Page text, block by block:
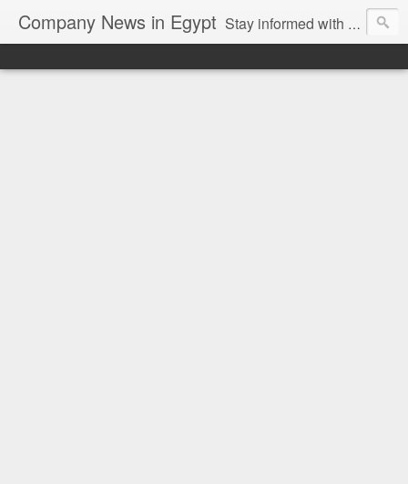
Company News in Egypt Stay informed with the latest company news and developments in Egypt and the region through our unbiased and direct news platform. Our blog publishes press releases and news directly from companies and their PR agencies, giving you a clear and unfiltered view of the industry. Make informed decisions with our easy to follow and clutter-free approach to company news.